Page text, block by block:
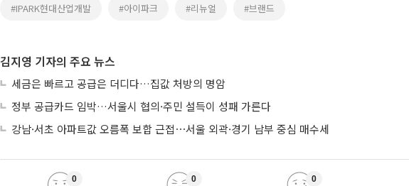
#IPARK현대산업개발 #아이파크 #리뉴얼 #브랜드
김지영 기자의 주요 뉴스
세금은 빠르고 공급은 더디다…집값 처방의 명암
정부 공급카드 임박…서울시 협의·주민 설득이 성패 가른다
강남·서초 아파트값 오름폭 보합 근접⋯서울 외곽·경기 남부 중심 매수세
0 0 0